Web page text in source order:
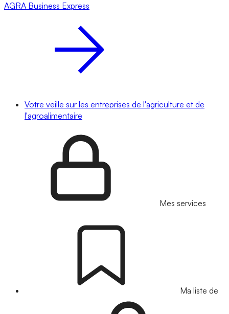
AGRA Business Express
Votre veille sur les entreprises de l'agriculture et de
l'agroalimentaire
Mes services
Ma liste de